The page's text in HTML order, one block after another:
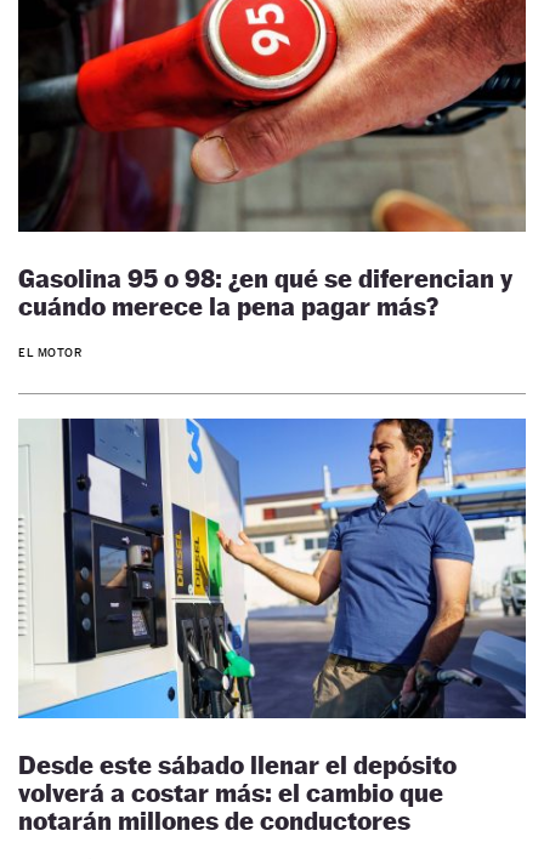
Gasolina 95 o 98: ¿en qué se diferencian y
cuándo merece la pena pagar más?
EL MOTOR
Desde este sábado llenar el depósito
volverá a costar más: el cambio que
notarán millones de conductores